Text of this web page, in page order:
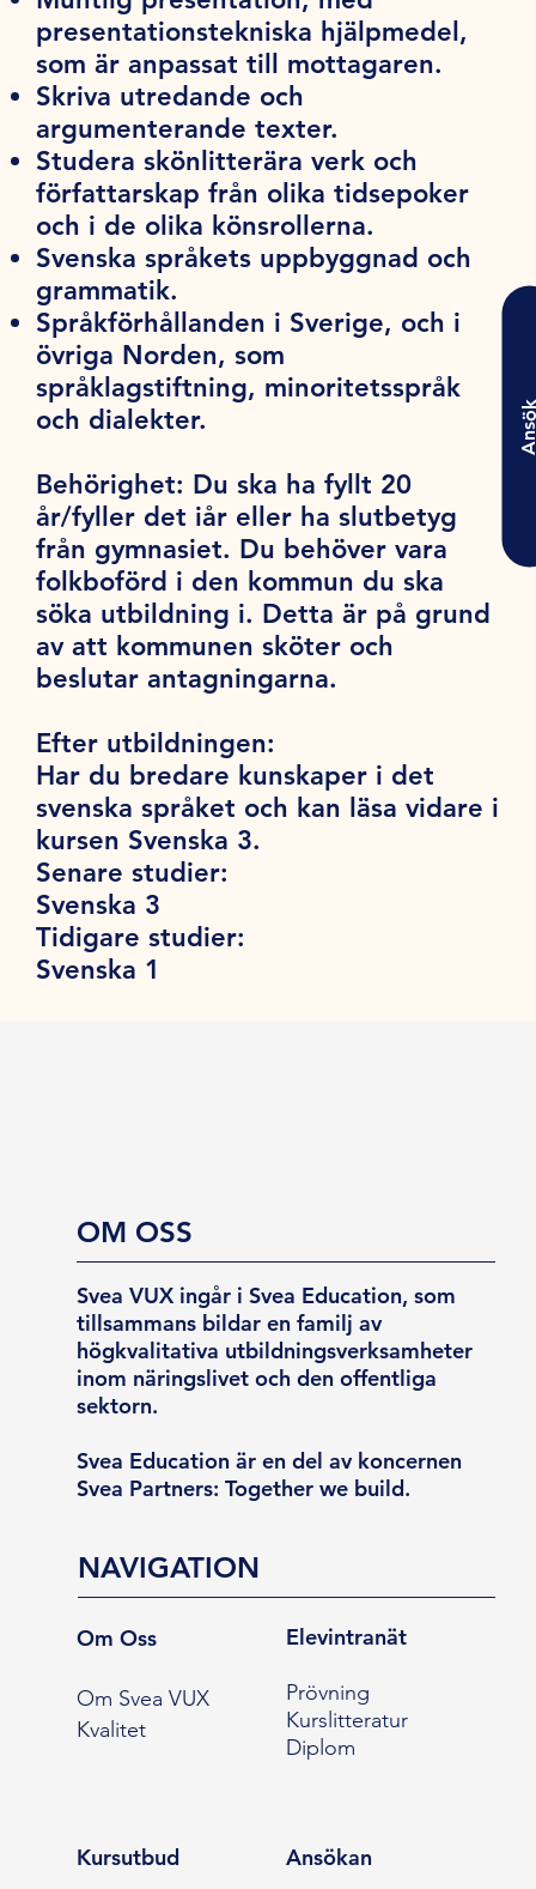
presentationstekniska hjälpmedel,
som är anpassat till mottagaren.
Skriva utredande och
argumenterande texter.
Studera skönlitterära verk och
författarskap från olika tidsepoker
och i de olika könsrollerna.
Svenska språkets uppbyggnad och
grammatik.
Språkförhållanden i Sverige, och i
övriga Norden, som
språklagstiftning, minoritetsspråk
och dialekter.
Behörighet: Du ska ha fyllt 20
år/fyller det iår eller ha slutbetyg
från gymnasiet. Du behöver vara
folkboförd i den kommun du ska
söka utbildning i. Detta är på grund
av att kommunen sköter och
beslutar antagningarna.
Efter utbildningen:
Har du bredare kunskaper i det
svenska språket och kan läsa vidare i
kursen Svenska 3.
Senare studier:
Svenska 3
Tidigare studier:
Svenska 1
OM OSS
Svea VUX ingår i Svea Education, som
tillsammans bildar en familj av
högkvalitativa utbildningsverksamheter
inom näringslivet och den offentliga
sektorn.
Svea Education är en del av koncernen
Svea Partners: Together we build.
NAVIGATION
Om Oss
Om Svea VUX
Kvalitet
Elevintranät
Prövning
Kurslitteratur
Diplom
Kursutbud Ansökan